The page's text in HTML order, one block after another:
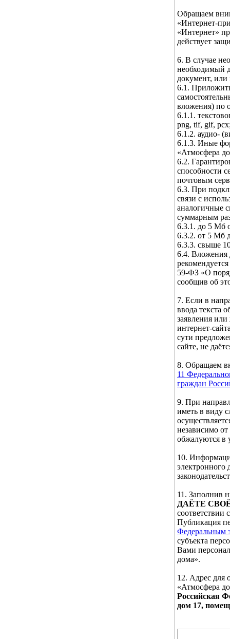
Обращаем
«Интернет-
«Интернет»
действует
6. В случае
необходимый
документ,
6.1.
вложения) по
6.1.1.
png, tif, gif,
6.1.2. аудио-
6.1.3. Иные
«Атмосфера
6.2.
способности
почтовым
6.3. При
связи с
аналогичные
суммарным
6.3.1. до 5 Мб
6.3.2. от 5 Мб
6.3.3. свыше
6.4. Вложения
59-ФЗ «О
сообщив об
7. Если в
ввода текста
заявления
интернет-
сути
сайте, не
8. Обращаем
11
граждан
9. При
иметь в виду
независимо
обжалуются в
10.
электронного
11. Заполнив
ДАЁТЕ
соответствии
Публикация
Федеральным
субъекта
Вами
дома».
12. Адрес
«Атмосфера
Российская
дом 17,